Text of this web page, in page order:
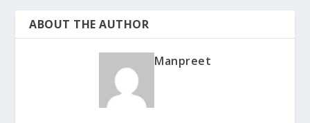
ABOUT THE AUTHOR
Manpreet